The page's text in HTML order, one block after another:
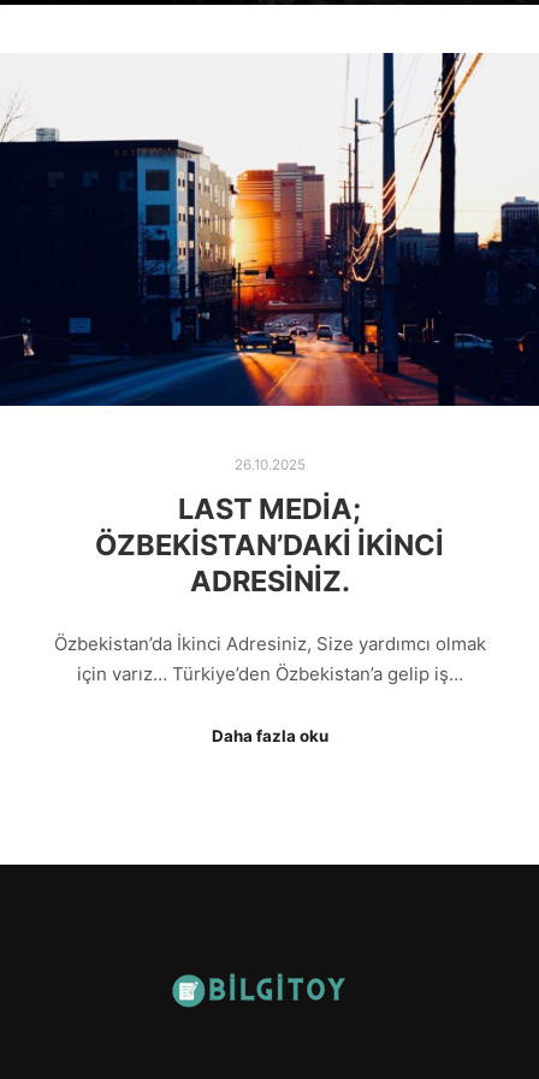
26.10.2025
LAST MEDIA;
ÖZBEKISTAN’DAKI İKINCI
ADRESINIZ.
Özbekistan’da İkinci Adresiniz, Size yardımcı olmak
için varız… Türkiye’den Özbekistan’a gelip iş…
Daha fazla oku